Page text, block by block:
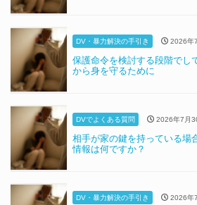
DV・暴力解決の手引き 2026年
保護命令を検討する段階でし
から身を守るために
DVでよくある質問 2026年7月
相手が家の鍵を持っている場
情報は何ですか？
DV・暴力解決の手引き 2026年